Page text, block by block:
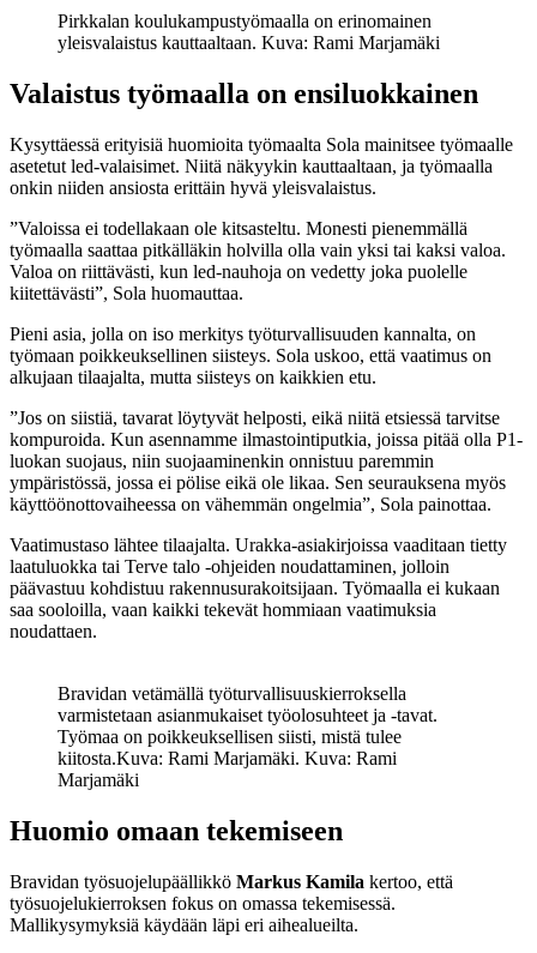
Pirkkalan koulukampustyömaalla on erinomainen
yleisvalaistus kauttaaltaan. Kuva: Rami Marjamäki
Valaistus työmaalla on ensiluokkainen
Kysyttäessä erityisiä huomioita työmaalta Sola mainitsee työmaalle
asetetut led-valaisimet. Niitä näkyykin kauttaaltaan, ja työmaalla
onkin niiden ansiosta erittäin hyvä yleisvalaistus.
”Valoissa ei todellakaan ole kitsasteltu. Monesti pienemmällä
työmaalla saattaa pitkälläkin holvilla olla vain yksi tai kaksi valoa.
Valoa on riittävästi, kun led-nauhoja on vedetty joka puolelle
kiitettävästi”, Sola huomauttaa.
Pieni asia, jolla on iso merkitys työturvallisuuden kannalta, on
työmaan poikkeuksellinen siisteys. Sola uskoo, että vaatimus on
alkujaan tilaajalta, mutta siisteys on kaikkien etu.
”Jos on siistiä, tavarat löytyvät helposti, eikä niitä etsiessä tarvitse
kompuroida. Kun asennamme ilmastointiputkia, joissa pitää olla P1-
luokan suojaus, niin suojaaminenkin onnistuu paremmin
ympäristössä, jossa ei pölise eikä ole likaa. Sen seurauksena myös
käyttöönottovaiheessa on vähemmän ongelmia”, Sola painottaa.
Vaatimustaso lähtee tilaajalta. Urakka-asiakirjoissa vaaditaan tietty
laatuluokka tai Terve talo -ohjeiden noudattaminen, jolloin
päävastuu kohdistuu rakennusurakoitsijaan. Työmaalla ei kukaan
saa sooloilla, vaan kaikki tekevät hommiaan vaatimuksia
noudattaen.
Bravidan vetämällä työturvallisuuskierroksella
varmistetaan asianmukaiset työolosuhteet ja -tavat.
Työmaa on poikkeuksellisen siisti, mistä tulee
kiitosta.Kuva: Rami Marjamäki. Kuva: Rami
Marjamäki
Huomio omaan tekemiseen
Bravidan työsuojelupäällikkö Markus Kamila kertoo, että
työsuojelukierroksen fokus on omassa tekemisessä.
Mallikysymyksiä käydään läpi eri aihealueilta.